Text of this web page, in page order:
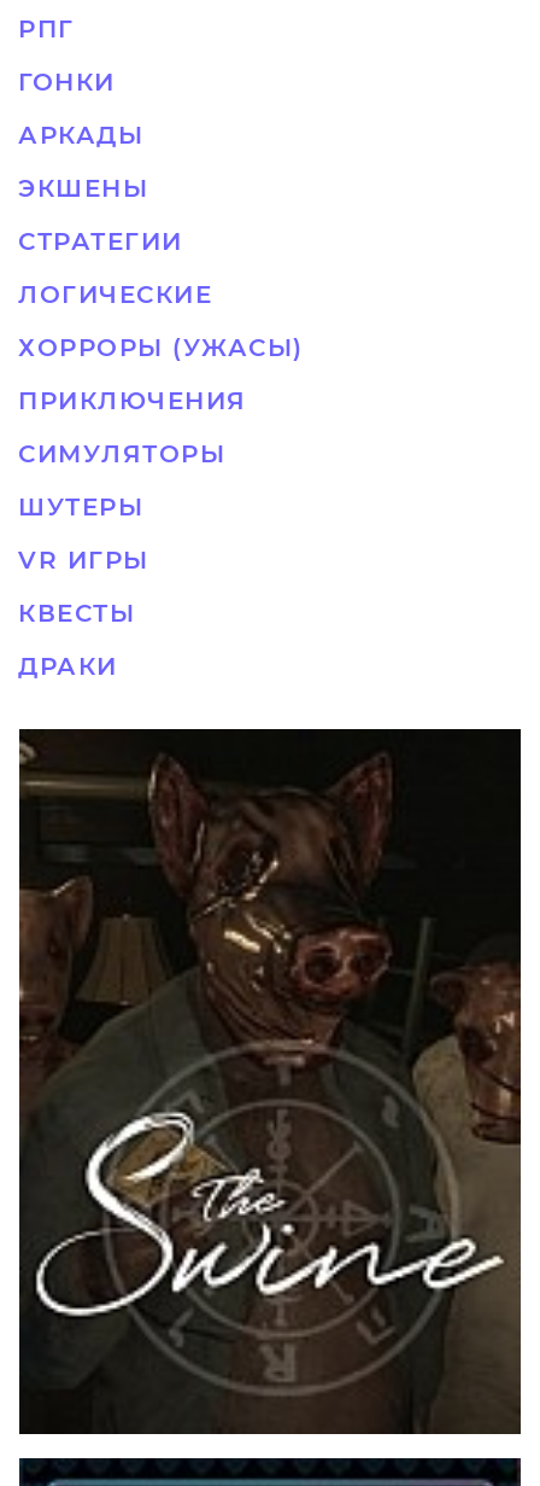
РПГ
ГОНКИ
АРКАДЫ
ЭКШЕНЫ
СТРАТЕГИИ
ЛОГИЧЕСКИЕ
ХОРРОРЫ (УЖАСЫ)
ПРИКЛЮЧЕНИЯ
СИМУЛЯТОРЫ
ШУТЕРЫ
VR ИГРЫ
КВЕСТЫ
ДРАКИ